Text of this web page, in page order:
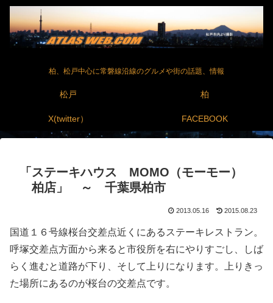
柏、松戸中心に常磐線沿線のグルメや街の話題、情報
松戸 柏
X(twitter） FACEBOOK
「ステーキハウス MOMO（モーモー）
柏店」 ～ 千葉県柏市
2013.05.16 2015.08.23
国道１６号線桜台交差点近くにあるステーキレストラン。
呼塚交差点方面から来ると市役所を右にやりすごし、しば
らく進むと道路が下り、そして上りになります。上りきっ
た場所にあるのが桜台の交差点です。